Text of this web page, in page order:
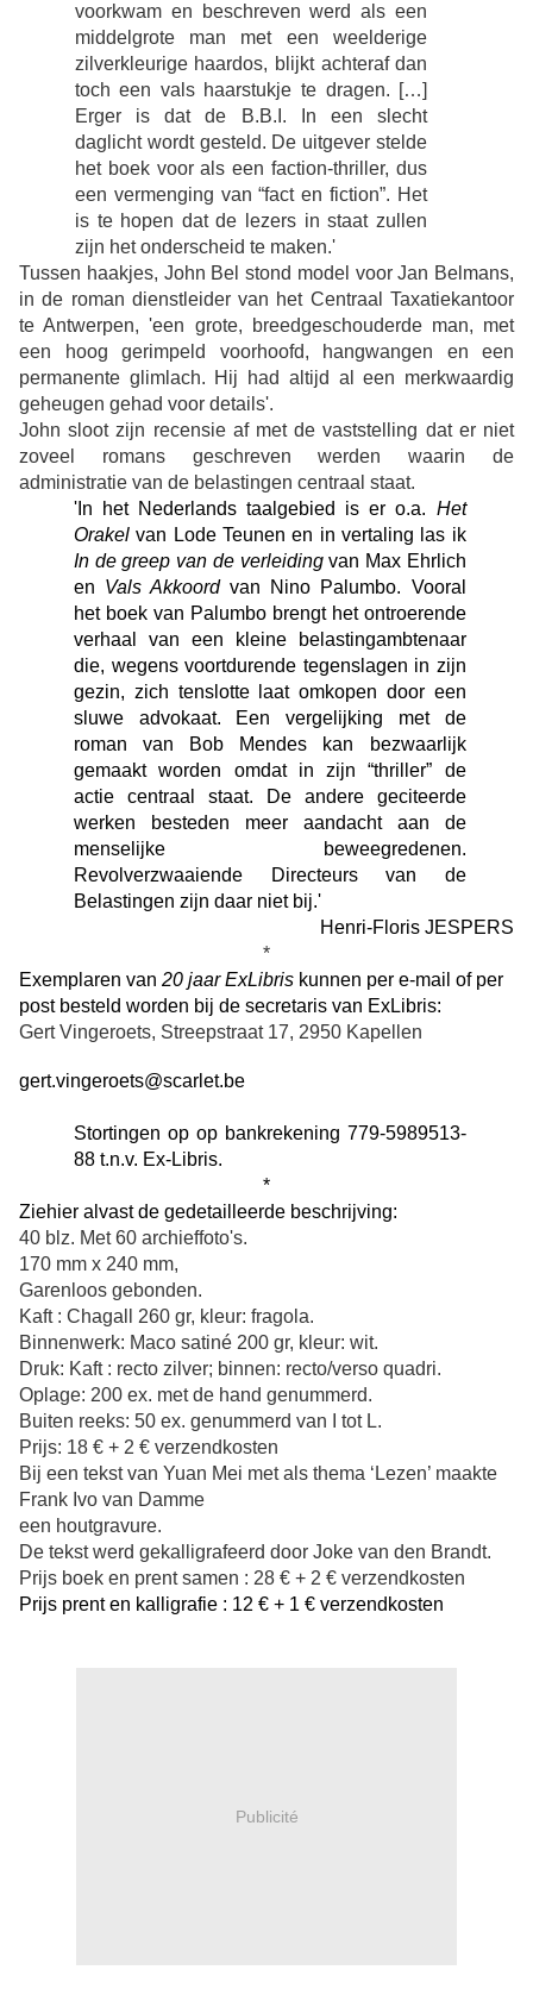
voorkwam en beschreven werd als een
middelgrote man met een weelderige
zilverkleurige haardos, blijkt achteraf dan
toch een vals haarstukje te dragen. […]
Erger is dat de B.B.I. In een slecht
daglicht wordt gesteld. De uitgever stelde
het boek voor als een faction-thriller, dus
een vermenging van “fact en fiction”. Het
is te hopen dat de lezers in staat zullen
zijn het onderscheid te maken.'
Tussen haakjes, John Bel stond model voor Jan Belmans,
in de roman dienstleider van het Centraal Taxatiekantoor
te Antwerpen, 'een grote, breedgeschouderde man, met
een hoog gerimpeld voorhoofd, hangwangen en een
permanente glimlach. Hij had altijd al een merkwaardig
geheugen gehad voor details'.
John sloot zijn recensie af met de vaststelling dat er niet
zoveel romans geschreven werden waarin de
administratie van de belastingen centraal staat.
'In het Nederlands taalgebied is er o.a. Het
Orakel van Lode Teunen en in vertaling las ik
In de greep van de verleiding van Max Ehrlich
en Vals Akkoord van Nino Palumbo. Vooral
het boek van Palumbo brengt het ontroerende
verhaal van een kleine belastingambtenaar
die, wegens voortdurende tegenslagen in zijn
gezin, zich tenslotte laat omkopen door een
sluwe advokaat. Een vergelijking met de
roman van Bob Mendes kan bezwaarlijk
gemaakt worden omdat in zijn “thriller” de
actie centraal staat. De andere geciteerde
werken besteden meer aandacht aan de
menselijke beweegredenen.
Revolverzwaaiende Directeurs van de
Belastingen zijn daar niet bij.'
Henri-Floris JESPERS
*
Exemplaren van 20 jaar ExLibris kunnen per e-mail of per
post besteld worden bij de secretaris van ExLibris:
Gert Vingeroets, Streepstraat 17, 2950 Kapellen
gert.vingeroets@scarlet.be
Stortingen op op bankrekening 779-5989513-
88 t.n.v. Ex-Libris.
*
Ziehier alvast de gedetailleerde beschrijving:
40 blz. Met 60 archieffoto's.
170 mm x 240 mm,
Garenloos gebonden.
Kaft : Chagall 260 gr, kleur: fragola.
Binnenwerk: Maco satiné 200 gr, kleur: wit.
Druk: Kaft : recto zilver; binnen: recto/verso quadri.
Oplage: 200 ex. met de hand genummerd.
Buiten reeks: 50 ex. genummerd van I tot L.
Prijs: 18 € + 2 € verzendkosten
Bij een tekst van Yuan Mei met als thema ‘Lezen’ maakte
Frank Ivo van Damme
een houtgravure.
De tekst werd gekalligrafeerd door Joke van den Brandt.
Prijs boek en prent samen : 28 € + 2 € verzendkosten
Prijs prent en kalligrafie : 12 € + 1 € verzendkosten
Publicité